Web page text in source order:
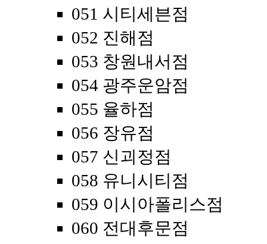
051 시티세븐점
052 진해점
053 창원내서점
054 광주운암점
055 율하점
056 장유점
057 신괴정점
058 유니시티점
059 이시아폴리스점
060 전대후문점